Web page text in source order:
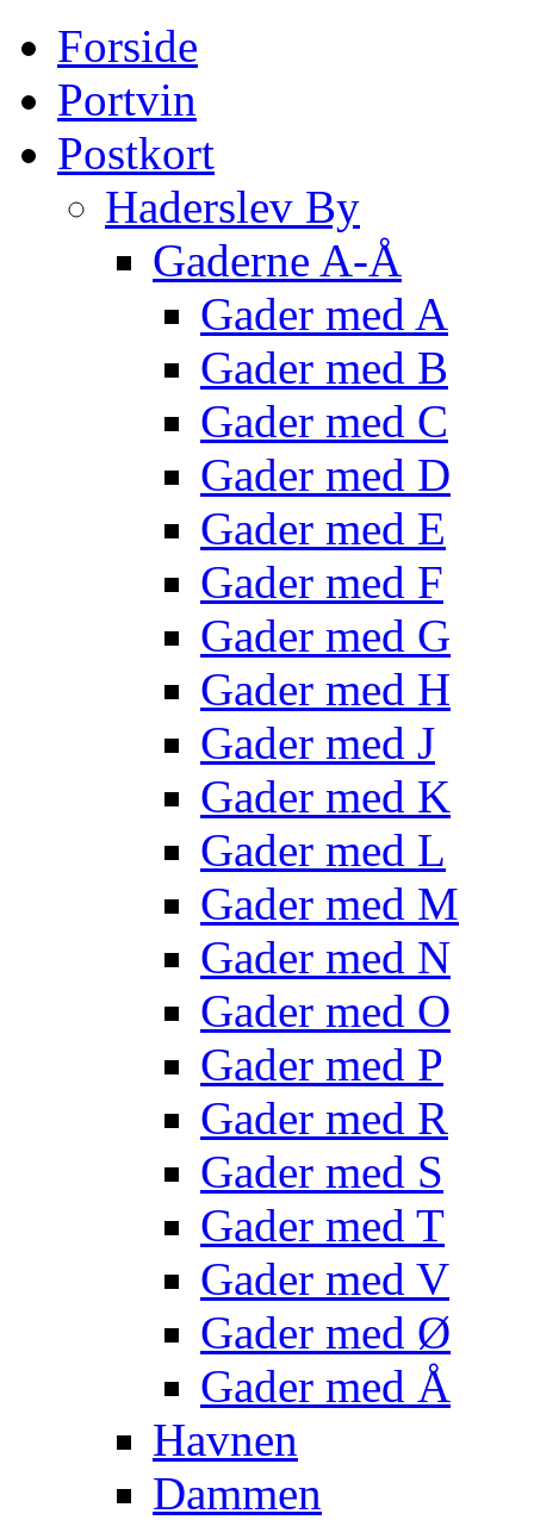
Forside
Portvin
Postkort
Haderslev By
Gaderne A-Å
Gader med A
Gader med B
Gader med C
Gader med D
Gader med E
Gader med F
Gader med G
Gader med H
Gader med J
Gader med K
Gader med L
Gader med M
Gader med N
Gader med O
Gader med P
Gader med R
Gader med S
Gader med T
Gader med V
Gader med Ø
Gader med Å
Havnen
Dammen